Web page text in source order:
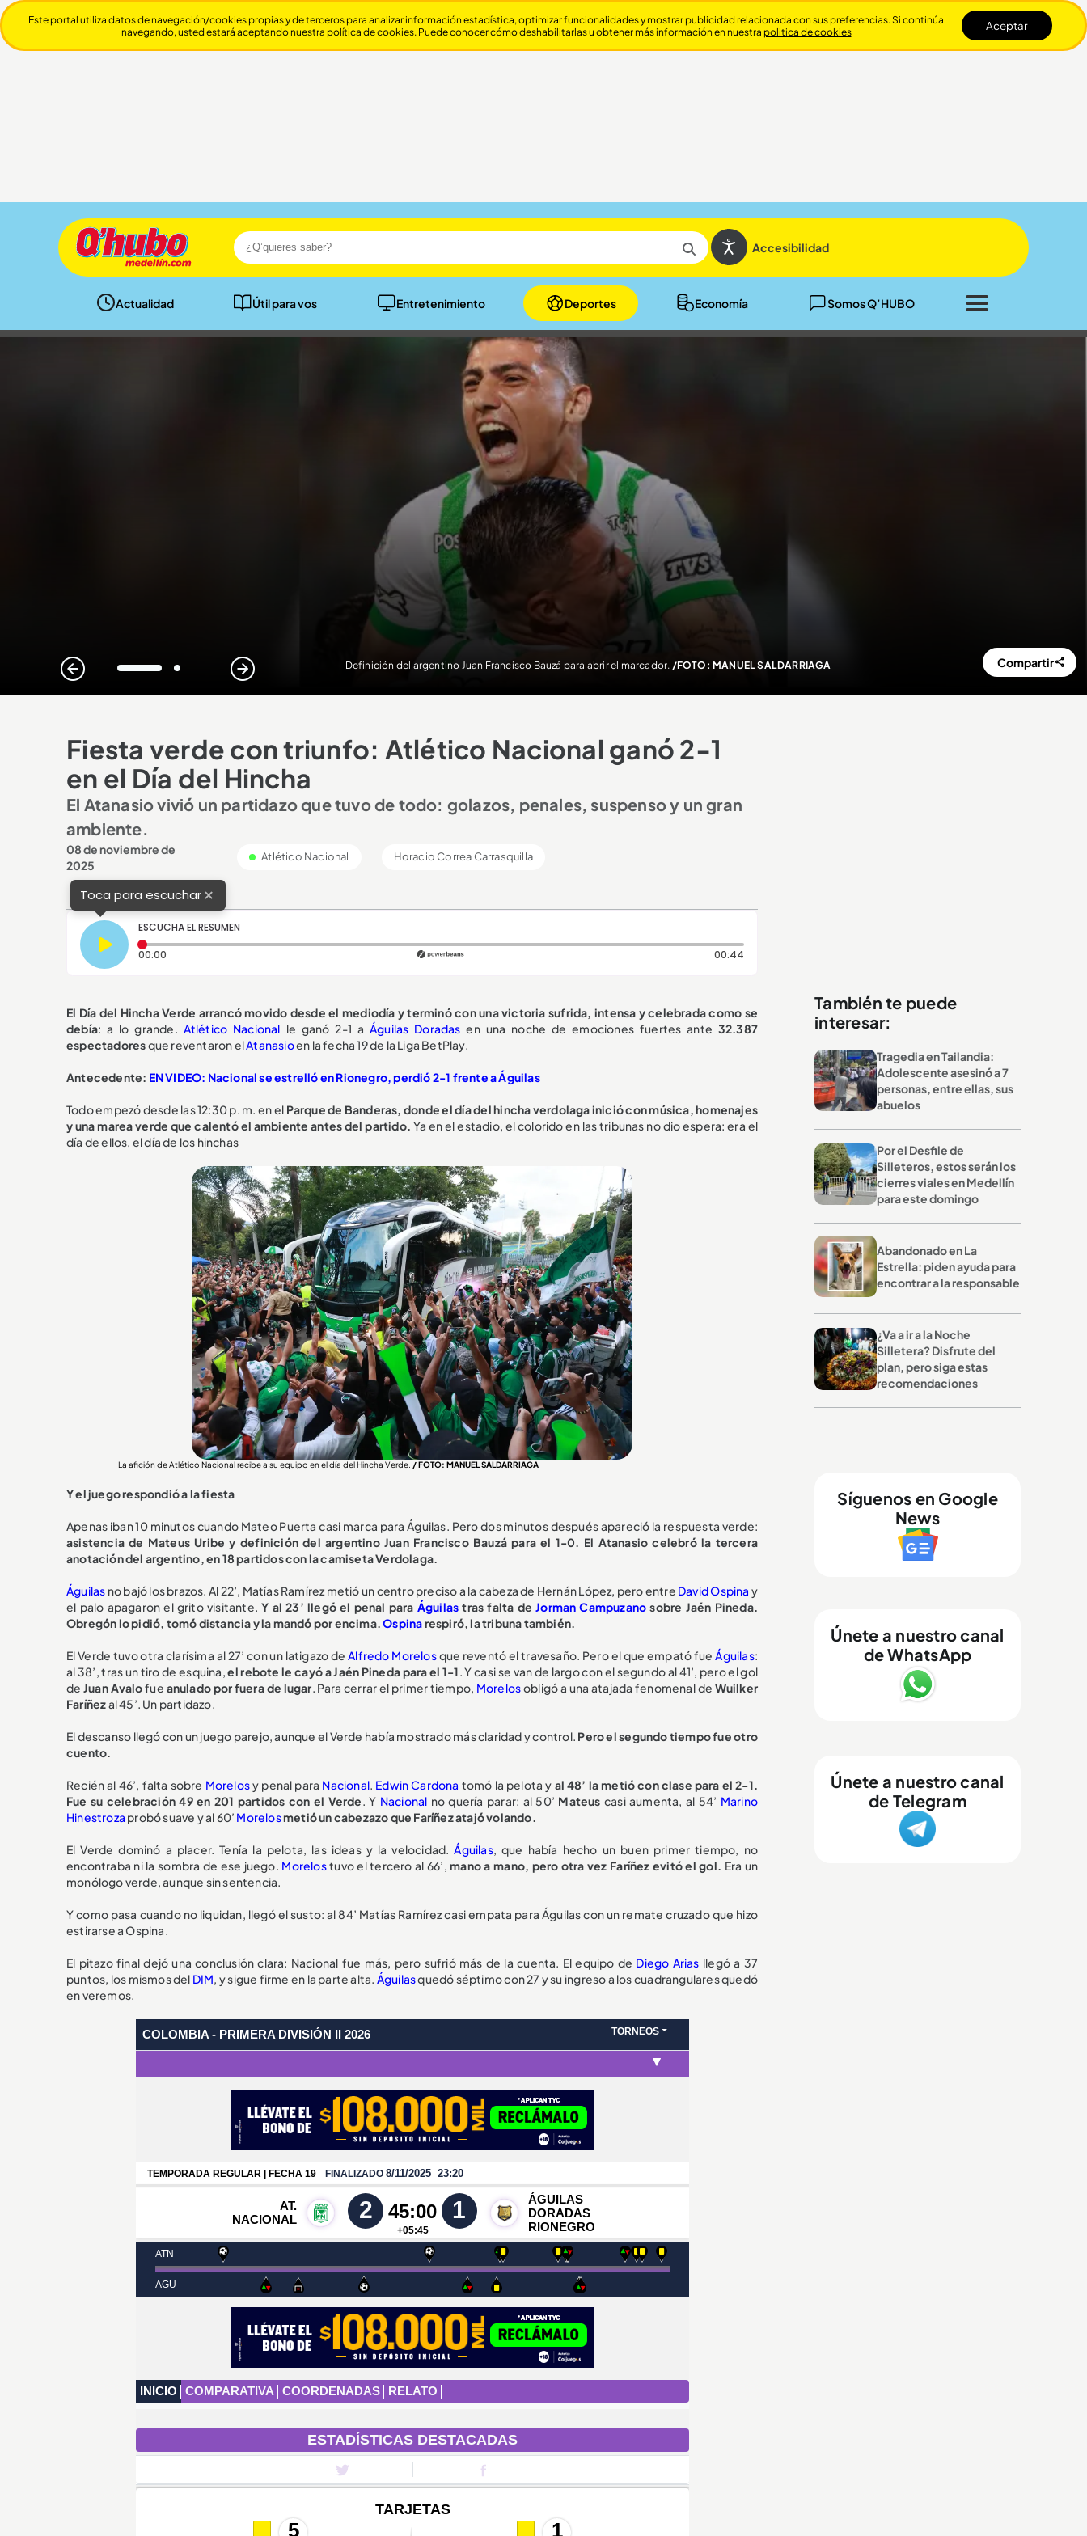
Accesibilidad
Actualidad Útil para vos Entretenimiento Deportes Economía Somos Q’HUBO
Cerrar
Definición del argentino Juan Francisco Bauzá para abrir el marcador. /FOTO: MANUEL SALDARRIAGA
1 2
Compartir
Fiesta verde con triunfo: Atlético Nacional ganó 2-1
en el Día del Hincha
El Atanasio vivió un partidazo que tuvo de todo: golazos, penales, suspenso y un gran
ambiente.
08 de noviembre de
2025
Atlético Nacional Horacio Correa Carrasquilla
Toca para escuchar×
ESCUCHA EL RESUMEN
00:00
00:44Duración: 44 segundos
El Día del Hincha Verde arrancó movido desde el mediodía y terminó con una victoria sufrida, intensa y celebrada como se
debía: a lo grande. Atlético Nacional le ganó 2-1 a Águilas Doradas en una noche de emociones fuertes ante 32.387
espectadoresque reventaron elAtanasioen la fecha 19 de la Liga BetPlay.
Antecedente: EN VIDEO: Nacional se estrelló en Rionegro, perdió 2-1 frente a Águilas
Todo empezó desde las 12:30 p. m. en el Parque de Banderas, donde el día del hincha verdolaga inició con música, homenajes
y una marea verde que calentó el ambiente antes del partido. Ya en el estadio, el colorido en las tribunas no dio espera: era el
día de ellos, el día de los hinchas
La afición de Atlético Nacional recibe a su equipo en el día del Hincha Verde. / FOTO: MANUEL SALDARRIAGA
Y el juego respondió a la fiesta
Apenas iban 10 minutos cuando Mateo Puerta casi marca para Águilas. Pero dos minutos después apareció la respuesta verde:
asistencia de Mateus Uribe y definición del argentino Juan Francisco Bauzá para el 1-0. El Atanasio celebró la tercera
anotación del argentino, en 18 partidos con la camiseta Verdolaga.
Águilas no bajó los brazos. Al 22’, Matías Ramírez metió un centro preciso a la cabeza de Hernán López, pero entre David Ospina y
el palo apagaron el grito visitante.Y al 23’ llegó el penal para Águilas tras falta deJorman Campuzano sobre Jaén Pineda.
Obregón lo pidió, tomó distancia y la mandó por encima.Ospinarespiró, la tribuna también.
El Verde tuvo otra clarísima al 27’ con un latigazo deAlfredo Morelosque reventó el travesaño. Pero el que empató fueÁguilas:
al 38’, tras un tiro de esquina,el rebote le cayó a Jaén Pineda para el 1-1. Y casi se van de largo con el segundo al 41’, pero el gol
deJuan Avalofue anulado por fuera de lugar. Para cerrar el primer tiempo, Morelosobligó a una atajada fenomenal de Wuilker
Faríñezal 45’. Un partidazo.
El descanso llegó con un juego parejo, aunque el Verde había mostrado más claridad y control. Pero el segundo tiempo fue otro
cuento.
Recién al 46’, falta sobre Morelosy penal para Nacional. Edwin Cardona tomó la pelota y al 48’ la metió con clase para el 2-1.
Fue su celebración 49 en 201 partidos con el Verde. Y Nacional no quería parar: al 50’ Mateus casi aumenta, al 54’ Marino
Hinestroza probó suave y al 60’ Morelosmetió un cabezazo que Faríñez atajó volando.
El Verde dominó a placer. Tenía la pelota, las ideas y la velocidad.Águilas, que había hecho un buen primer tiempo, no
encontraba ni la sombra de ese juego. Morelostuvo el tercero al 66’,mano a mano, pero otra vez Faríñez evitó el gol. Era un
monólogo verde, aunque sin sentencia.
Y como pasa cuando no liquidan, llegó el susto: al 84’ Matías Ramírez casi empata para Águilas con un remate cruzado que hizo
estirarse a Ospina.
El pitazo final dejó una conclusión clara: Nacional fue más, pero sufrió más de la cuenta. El equipo de Diego Arias llegó a 37
puntos, los mismos del DIM, y sigue firme en la parte alta. Águilasquedó séptimo con 27 y su ingreso a los cuadrangulares quedó
en veremos.
También te puede
interesar:
Tragedia en Tailandia:
Adolescente asesinó a 7
personas, entre ellas, sus
abuelos
Por el Desfile de
Silleteros, estos serán los
cierres viales en Medellín
para este domingo
Abandonado en La
Estrella: piden ayuda para
encontrar a la responsable
¿Va a ir a la Noche
Silletera? Disfrute del
plan, pero siga estas
recomendaciones
Síguenos en Google
News
Únete a nuestro canal
de WhatsApp
Únete a nuestro canal
de Telegram
Este portal utiliza datos de navegación/cookies propias y de terceros para analizar información estadística, optimizar funcionalidades y mostrar publicidad relacionada con sus preferencias. Si continúa
navegando, usted estará aceptando nuestra política de cookies. Puede conocer cómo deshabilitarlas u obtener más información en nuestra politica de cookies Aceptar